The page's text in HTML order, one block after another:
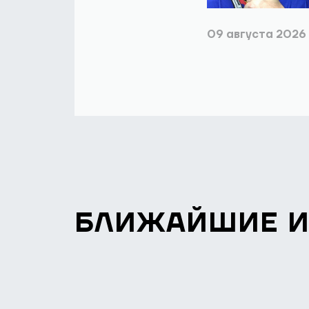
09 августа 2026
БЛИЖАЙШИЕ